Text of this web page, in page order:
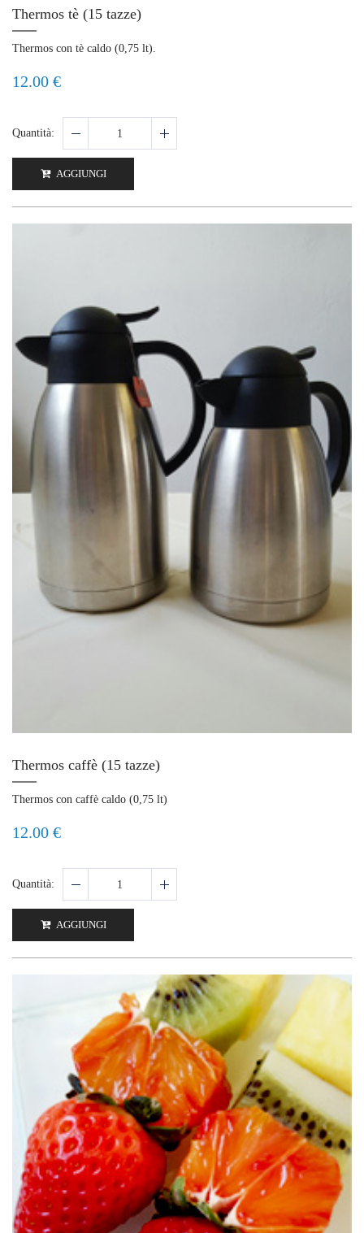
Thermos tè (15 tazze)
Thermos con tè caldo (0,75 lt).
12.00 €
Quantità:
AGGIUNGI
Thermos caffè (15 tazze)
Thermos con caffè caldo (0,75 lt)
12.00 €
Quantità:
AGGIUNGI